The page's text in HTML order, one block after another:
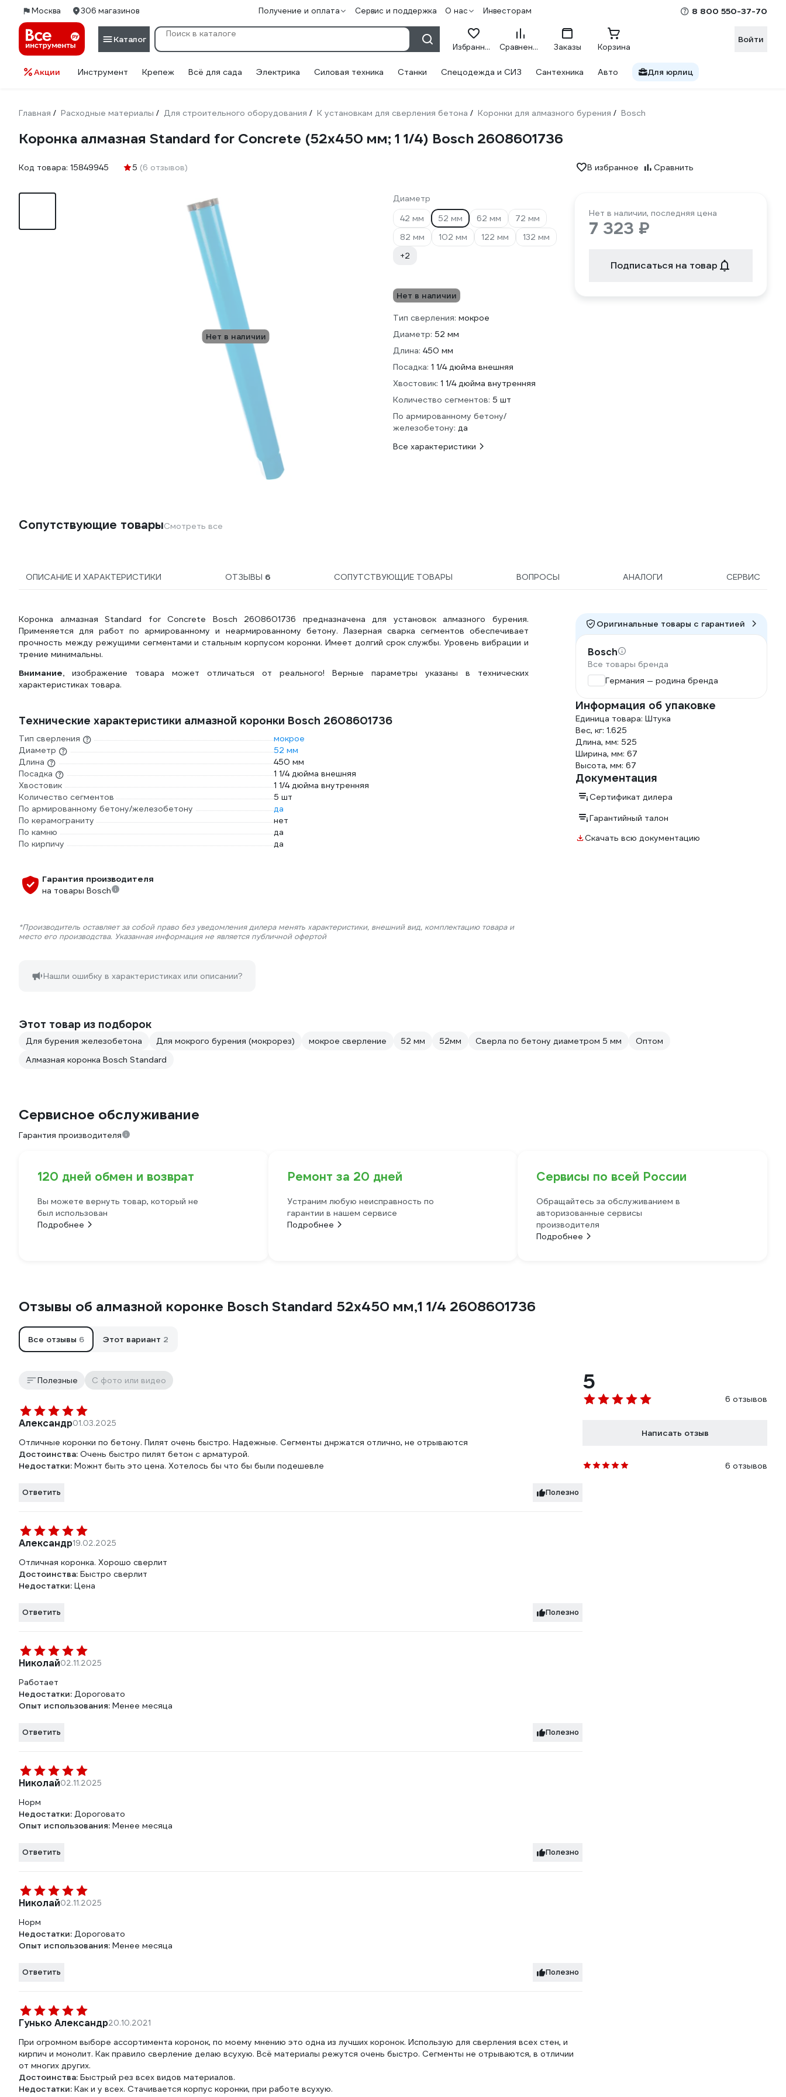
Москва 306 магазинов Получение и оплата Сервис и поддержка О нас Инвесторам 8 800 550-37-70
Каталог
Избранное Сравнение Заказы Корзина
Войти
Акции Инструмент Крепеж Всё для сада Электрика Силовая техника Станки Спецодежда и СИЗ Сантехника Авто Для юрлиц
Главная / Расходные материалы / Для строительного оборудования / К установкам для сверления бетона / Коронки для алмазного бурения / Bosch
Коронка алмазная Standard for Concrete (52x450 мм; 1 1/4) Bosch 2608601736
Код товара: 15849945 5 (6 отзывов) В избранное Сравнить
Нет в наличии
Диаметр
42 мм
52 мм 62 мм
72 мм
82 мм
102 мм 122 мм
132 мм
+2
Нет в наличии
Тип сверления: мокрое
Диаметр: 52 мм
Длина: 450 мм
Посадка: 1 1/4 дюйма внешняя
Хвостовик: 1 1/4 дюйма внутренняя
Количество сегментов: 5 шт
По армированному бетону/
железобетону: да
Все характеристики
Нет в наличии, последняя цена
7 323 ₽
Подписаться на товар
Сопутствующие товарыСмотреть все
ОПИСАНИЕ И ХАРАКТЕРИСТИКИ ОТЗЫВЫ 6 СОПУТСТВУЮЩИЕ ТОВАРЫ ВОПРОСЫ АНАЛОГИ СЕРВИС
Коронка алмазная Standard for Concrete Bosch 2608601736 предназначена для установок алмазного бурения.
Применяется для работ по армированному и неармированному бетону. Лазерная сварка сегментов обеспечивает
прочность между режущими сегментами и стальным корпусом коронки. Имеет долгий срок службы. Уровень вибрации и
трение минимальны.
Внимание, изображение товара может отличаться от реального! Верные параметры указаны в технических
характеристиках товара.
Технические характеристики алмазной коронки Bosch 2608601736
Тип сверления
мокрое
Диаметр
52 мм
Длина
450 мм
Посадка
1 1/4 дюйма внешняя
Хвостовик
1 1/4 дюйма внутренняя
Количество сегментов
5 шт
По армированному бетону/железобетону
да
По керамограниту
нет
По камню
да
По кирпичу
да
Гарантия производителя
на товары Bosch
*Производитель оставляет за собой право без уведомления дилера менять характеристики, внешний вид, комплектацию товара и
место его производства. Указанная информация не является публичной офертой
Нашли ошибку в характеристиках или описании?
Оригинальные товары c гарантией
Bosch
Все товары бренда
Германия — родина бренда
Информация об упаковке
Единица товара: Штука
Вес, кг: 1.625
Длина, мм: 525
Ширина, мм: 67
Высота, мм: 67
Документация
Сертификат дилера
Гарантийный талон
Скачать всю документацию
Этот товар из подборок
Для бурения железобетона Для мокрого бурения (мокрорез) мокрое сверление 52 мм 52мм Сверла по бетону диаметром 5 мм
Оптом
Алмазная коронка Bosch Standard
Сервисное обслуживание
Гарантия производителя
120 дней обмен и возврат
Вы можете вернуть товар, который не
был использован
Подробнее
Ремонт за 20 дней
Устраним любую неисправность по
гарантии в нашем сервисе
Подробнее
Сервисы по всей России
Обращайтесь за обслуживанием в
авторизованные сервисы
производителя
Подробнее
Отзывы об алмазной коронке Bosch Standard 52x450 мм,1 1/4 2608601736
Все отзывы 6 Этот вариант 2
5
6 отзывов
Написать отзыв
6 отзывов
Полезные С фото или видео
Александр01.03.2025
Отличные коронки по бетону. Пилят очень быстро. Надежные. Сегменты днржатся отлично, не отрываются
Достоинства: Очень быстро пилят бетон с арматурой.
Недостатки: Можнт быть это цена. Хотелось бы что бы были подешевле
Ответить Полезно
Александр19.02.2025
Отличная коронка. Хорошо сверлит
Достоинства: Быстро сверлит
Недостатки: Цена
Ответить Полезно
Николай02.11.2025
Работает
Недостатки: Дороговато
Опыт использования: Менее месяца
Ответить Полезно
Николай02.11.2025
Норм
Недостатки: Дороговато
Опыт использования: Менее месяца
Ответить Полезно
Николай02.11.2025
Норм
Недостатки: Дороговато
Опыт использования: Менее месяца
Ответить Полезно
Гунько Александр20.10.2021
При огромном выборе ассортимента коронок, по моему мнению это одна из лучших коронок. Использую для сверления всех стен, и
кирпич и монолит. Как правило сверление делаю всухую. Всё материалы режутся очень быстро. Сегменты не отрываются, в отличии
от многих других.
Достоинства: Быстрый рез всех видов материалов.
Недостатки: Как и у всех. Стачивается корпус коронки, при работе всухую.